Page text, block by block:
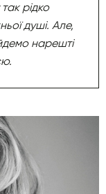
рідко
душі. Але,
нарешті